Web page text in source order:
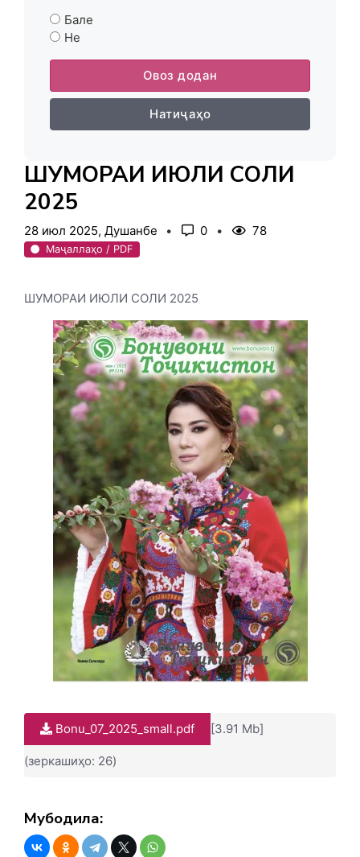
Бале
Не
Овоз додан
Натиҷаҳо
ШУМОРАИ ИЮЛИ СОЛИ
2025
28 июл 2025, Душанбе 0 78
Маҷаллаҳо / PDF
ШУМОРАИ ИЮЛИ СОЛИ 2025
Bonu_07_2025_small.pdf [3.91 Mb]
(зеркашиҳо: 26)
Мубодила: